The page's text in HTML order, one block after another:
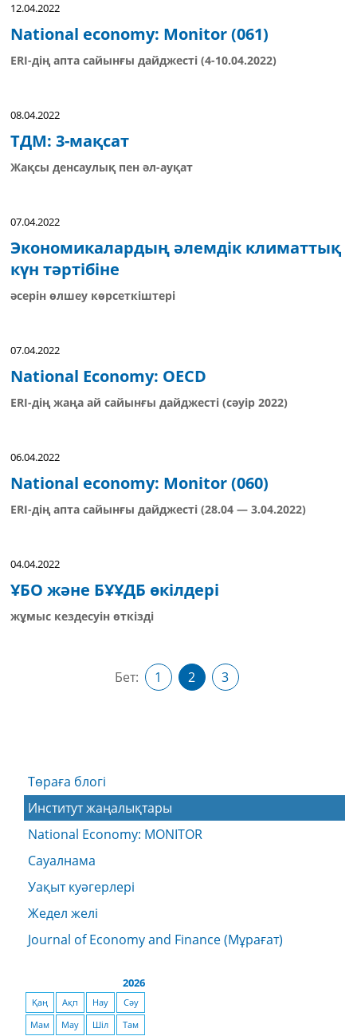
12.04.2022
National economy: Monitor (061)
ERI-дің апта сайынғы дайджесті (4-10.04.2022)
08.04.2022
ТДМ: 3-мақсат
Жақсы денсаулық пен әл-ауқат
07.04.2022
Экономикалардың әлемдік климаттық
күн тәртібіне
әсерін өлшеу көрсеткіштері
07.04.2022
National Economy: OECD
ERI-дің жаңа ай сайынғы дайджесті (сәуір 2022)
06.04.2022
National economy: Monitor (060)
ERI-дің апта сайынғы дайджесті (28.04 — 3.04.2022)
04.04.2022
ҰБО және БҰҰДБ өкілдері
жұмыс кездесуін өткізді
Бет: 1 2 3
Төраға блогі
Институт жаңалықтары
National Economy: MONITOR
Сауалнама
Уақыт куәгерлері
Жедел желі
Journal of Economy and Finance (Мұрағат)
2026
Қаң Ақп Нау
Сәу
Мам
Мау Шіл Там